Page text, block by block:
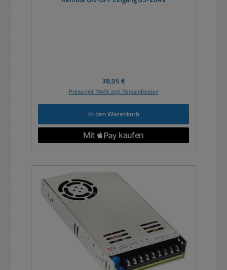
Regulärer Preis:
38,95 €
Preise inkl. MwSt. zzgl. Versandkosten
In den Warenkorb